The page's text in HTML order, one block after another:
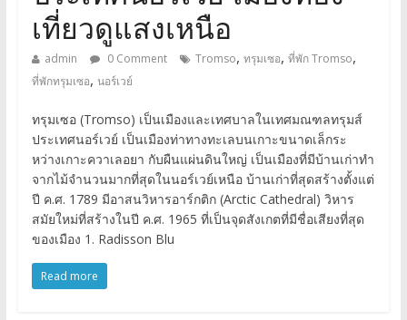
เที่ยวดูแสงเหนือ
admin 0 Comment Tromso, ทรุมเซอ, ที่พัก Tromso,
ที่พักทรุมเซอ, นอร์เวย์
ทรุมเซอ (Tromso) เป็นเมืองและเทศบาลในเทศมณฑลทรุมส์
ประเทศนอร์เวย์ เป็นเมืองท่าทางทะเลบนเกาะขนาดเล็กระ
หว่างเกาะควาเลอยา กับผืนแผ่นดินใหญ่ เป็นเมืองที่มีบ้านเก่าทำ
จากไม้จำนวนมากที่สุดในนอร์เวย์เหนือ บ้านเก่าที่สุดสร้างตั้งแต่
ปี ค.ศ. 1789 มีอาสนวิหารอาร์กติก (Arctic Cathedral) วิหาร
สมัยใหม่ที่สร้างในปี ค.ศ. 1965 ที่เป็นจุดสังเกตที่มีชื่อเสียงที่สุด
ของเมือง 1. Radisson Blu
Read more